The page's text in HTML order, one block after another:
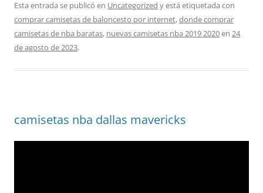
Esta entrada se publicó en Uncategorized y está etiquetada con
comprar camisetas de baloncesto por internet,donde comprar
camisetas de nba baratas, nuevas camisetas nba 2019 2020en 24
de agosto de 2023.
camisetas nba dallas mavericks